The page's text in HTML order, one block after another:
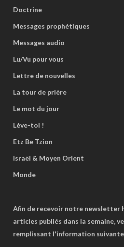
Doctrine
Messages prophétiques
Messages audio
Lu/Vu pour vous
Lettre de nouvelles
La tour de prière
Le mot du jour
Lève-toi !
Etz Be Tzion
Israël & Moyen Orient
Monde
Afin de recevoir notre newsletter
articles publiés dans la semaine,
remplissant l'information